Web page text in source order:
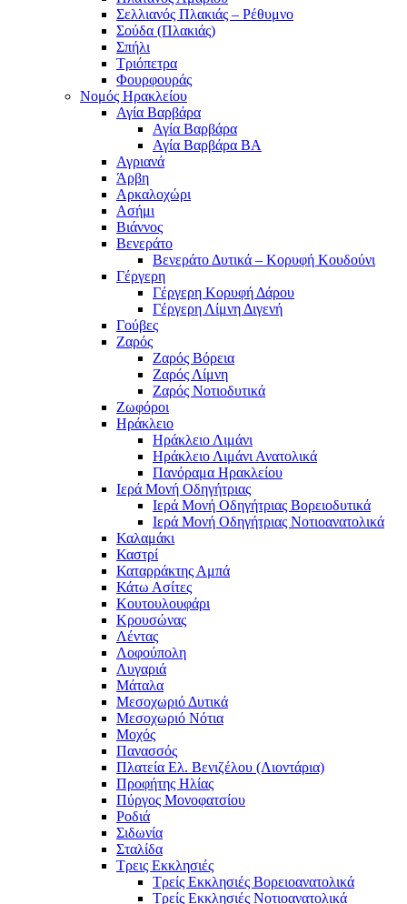
Σελλιανός Πλακιάς – Ρέθυμνο
Σούδα (Πλακιάς)
Σπήλι
Τριόπετρα
Φουρφουράς
Νομός Ηρακλείου
Αγία Βαρβάρα
Αγία Βαρβάρα
Αγία Βαρβάρα ΒΑ
Αγριανά
Άρβη
Αρκαλοχώρι
Ασήμι
Βιάννος
Βενεράτο
Βενεράτο Δυτικά – Κορυφή Κουδούνι
Γέργερη
Γέργερη Κορυφή Δάρου
Γέργερη Λίμνη Διγενή
Γούβες
Ζαρός
Ζαρός Βόρεια
Ζαρός Λίμνη
Ζαρός Νοτιοδυτικά
Ζωφόροι
Ηράκλειο
Ηράκλειο Λιμάνι
Ηράκλειο Λιμάνι Ανατολικά
Πανόραμα Ηρακλείου
Ιερά Μονή Οδηγήτριας
Ιερά Μονή Οδηγήτριας Βορειοδυτικά
Ιερά Μονή Οδηγήτριας Νοτιοανατολικά
Καλαμάκι
Καστρί
Καταρράκτης Αμπά
Κάτω Ασίτες
Κουτουλουφάρι
Κρουσώνας
Λέντας
Λοφούπολη
Λυγαριά
Μάταλα
Μεσοχωριό Δυτικά
Μεσοχωριό Νότια
Μοχός
Πανασσός
Πλατεία Ελ. Βενιζέλου (Λιοντάρια)
Προφήτης Ηλίας
Πύργος Μονοφατσίου
Ροδιά
Σιδωνία
Σταλίδα
Τρεις Εκκλησιές
Τρείς Εκκλησιές Βορειοανατολικά
Τρείς Εκκλησιές Νοτιοανατολικά